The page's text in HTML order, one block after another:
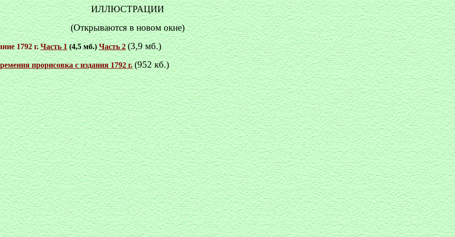
ИЛЛЮСТРАЦИИ
(Открываются в новом окне)
1792 г. Часть 1(4,5 мб.)Часть 2 (3,9 мб.)
прорисовка с издания 1792 г. (952 кб.)